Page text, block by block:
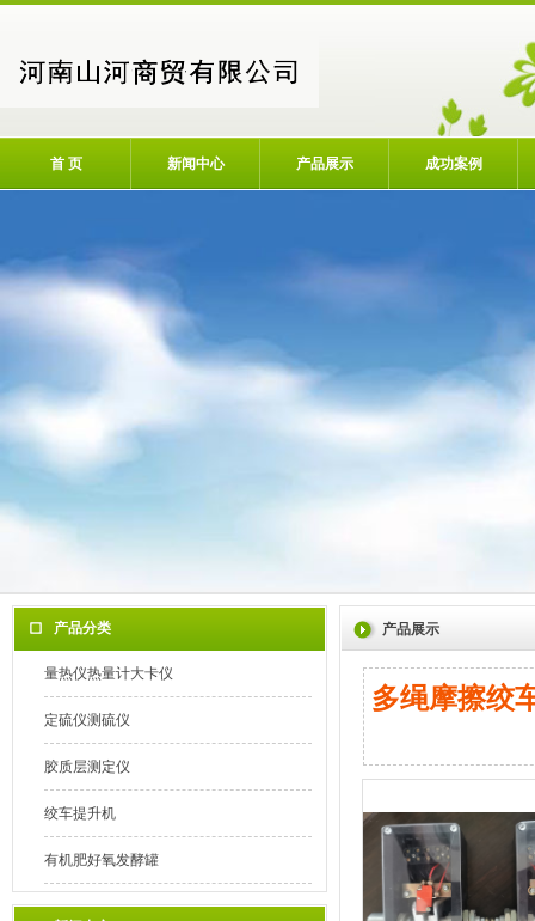
首 页 新闻中心 产品展示 成功案例
产品分类
量热仪热量计大卡仪
定硫仪测硫仪
胶质层测定仪
绞车提升机
有机肥好氧发酵罐
产品展示
多绳摩擦绞